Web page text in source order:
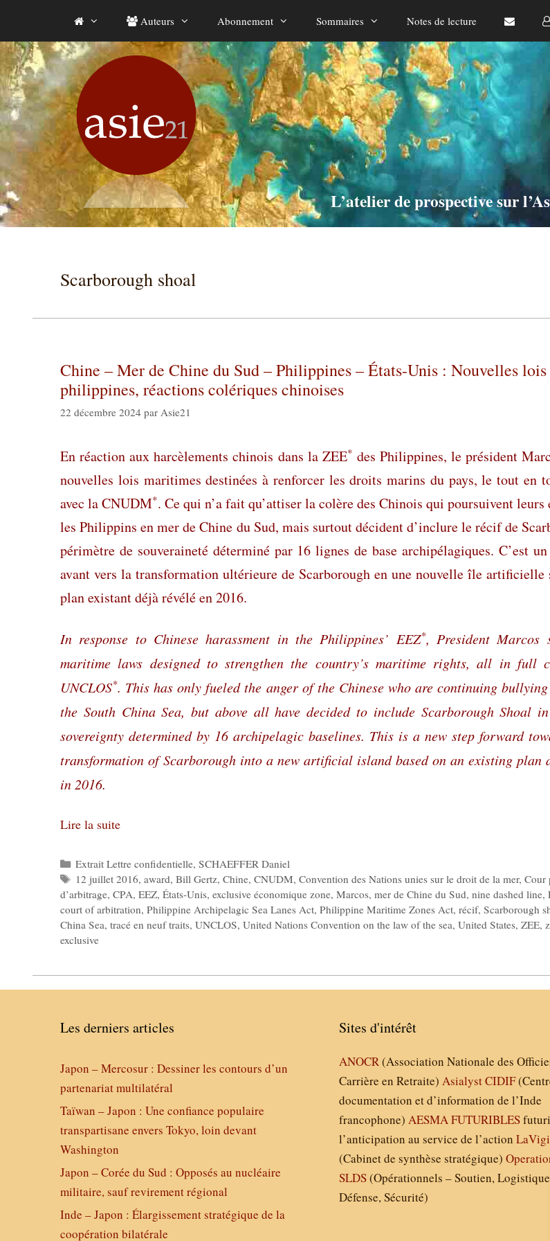
contenu
Auteurs Abonnement Sommaires Notes de lecture
L’atelier de prospective sur
Scarborough shoal
Chine – Mer de Chine du Sud – Philippines – États-Unis : Nouvelles
philippines, réactions colériques chinoises
22 décembre 2024 par Asie21
En réaction aux harcèlements chinois dans la ZEE* des Philippines, le président
nouvelles lois maritimes destinées à renforcer les droits marins du pays, le tout en
avec la CNUDM*. Ce qui n’a fait qu’attiser la colère des Chinois qui poursuivent
les Philippins en mer de Chine du Sud, mais surtout décident d’inclure le récif de
périmètre de souveraineté déterminé par 16 lignes de base archipélagiques. C’est
avant vers la transformation ultérieure de Scarborough en une nouvelle île artificielle
plan existant déjà révélé en 2016.
In response to Chinese harassment in the Philippines’ EEZ*, President Marcos
maritime laws designed to strengthen the country’s maritime rights, all in full
UNCLOS*. This has only fueled the anger of the Chinese who are continuing
the South China Sea, but above all have decided to include Scarborough Shoal
sovereignty determined by 16 archipelagic baselines. This is a new step forward
transformation of Scarborough into a new artificial island based on an existing plan
in 2016.
Lire la suite
Catégories
Extrait Lettre confidentielle,SCHAEFFER Daniel
Étiquettes
12 juillet 2016,award,Bill Gertz,Chine,CNUDM,Convention des Nations unies sur le droit de la mer,Cour
d’arbitrage, CPA, EEZ, États-Unis, exclusive économique zone, Marcos, mer de Chine du Sud, nine dashed line,
court of arbitration, Philippine Archipelagic Sea Lanes Act, Philippine Maritime Zones Act, récif, Scarborough
China Sea, tracé en neuf traits, UNCLOS, United Nations Convention on the law of the sea, United States, ZEE,
exclusive
Les derniers articles
Japon – Mercosur : Dessiner les contours d’un
partenariat multilatéral
Taïwan – Japon : Une confiance populaire
transpartisane envers Tokyo, loin devant
Washington
Japon – Corée du Sud : Opposés au nucléaire
militaire, sauf revirement régional
Inde – Japon : Élargissement stratégique de la
coopération bilatérale
Sites d'intérêt
ANOCR(Association Nationale des
Carrière en Retraite)AsialystCIDIF
documentation et d’information de l’Inde
francophone)AESMAFUTURIBLES
l’anticipation au service de l’action
(Cabinet de synthèse stratégique)
SLDS(Opérationnels – Soutien,
Défense, Sécurité)